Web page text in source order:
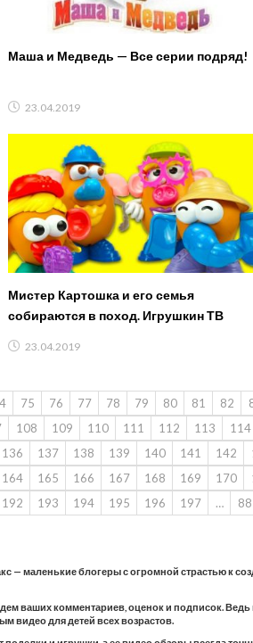
Маша и Медведь — Все серии подряд!
23.04.2019
Мистер Картошка и его семья
собираются в поход. Игрушкин ТВ
23.04.2019
75 76 77 78 79 80 81 82
108 109 110 111 112 113 114
136 137 138 139 140 141 142
164 165 166 167 168 169 170
192 193 194 195 196 197 …
— маленькие блогеры с огромной страстью к
ваших комментариев, оценок и подписок. Ведь
видео для детей всех возрастов.